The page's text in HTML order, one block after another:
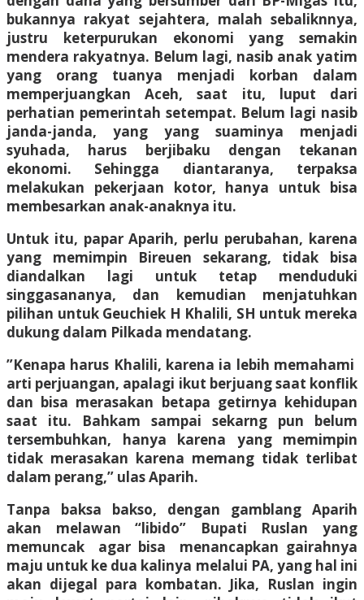
bukannya rakyat sejahtera, malah sebaliknnya,
justru keterpurukan ekonomi yang semakin
mendera rakyatnya. Belum lagi, nasib anak yatim
yang orang tuanya menjadi korban dalam
memperjuangkan Aceh, saat itu, luput dari
perhatian pemerintah setempat. Belum lagi nasib
janda-janda, yang yang suaminya menjadi
syuhada, harus berjibaku dengan tekanan
ekonomi. Sehingga diantaranya, terpaksa
melakukan pekerjaan kotor, hanya untuk bisa
membesarkan anak-anaknya itu.
Untuk itu, papar Aparih, perlu perubahan, karena
yang memimpin Bireuen sekarang, tidak bisa
diandalkan lagi untuk tetap menduduki
singgasananya, dan kemudian menjatuhkan
pilihan untuk Geuchiek H Khalili, SH untuk mereka
dukung dalam Pilkada mendatang.
”Kenapa harus Khalili, karena ia lebih memahami
arti perjuangan, apalagi ikut berjuang saat konflik
dan bisa merasakan betapa getirnya kehidupan
saat itu. Bahkam sampai sekarng pun belum
tersembuhkan, hanya karena yang memimpin
tidak merasakan karena memang tidak terlibat
dalam perang,” ulas Aparih.
Tanpa baksa bakso, dengan gamblang Aparih
akan melawan “libido” Bupati Ruslan yang
memuncak agar bisa menancapkan gairahnya
maju untuk ke dua kalinya melalui PA, yang hal ini
akan dijegal para kombatan. Jika, Ruslan ingin